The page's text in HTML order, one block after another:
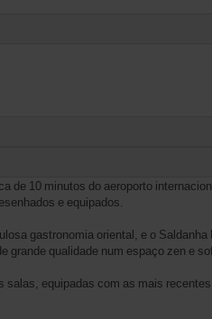
de 10 minutos do aeroporto
e equipados.
gastronomia oriental, e o
grande qualidade num espaço zen e
equipadas com as mais